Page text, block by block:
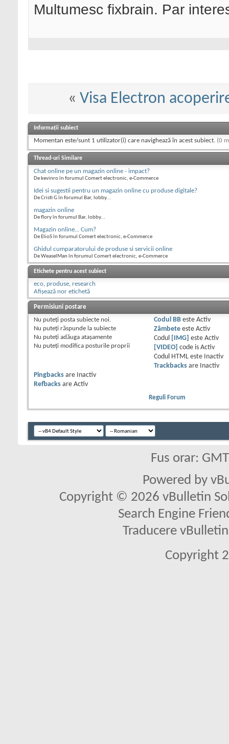
Multumesc fixbrain. Par
« Visa Electron
Informații subiect
Momentan este/sunt 1 utilizator(i) care navighează în acest subiect. (0
Thread-uri Similare
Chat online pe un magazin online - impact?
De kevinro în forumul Comert electronic, e-Commerce
Idei si sugestii pentru un magazin online cu produse digitale?
De Cristi G în forumul Bar, lobby...
magazin online
De flory în forumul Bar, lobby...
Magazin online... Cum?
De ElioS în forumul Comert electronic, e-Commerce
Ghidul cumparatorului de produse si servicii online
De WeaselMan în forumul Comert electronic, e-Commerce
Etichete pentru acest subiect
eco, produse, research
Afișează nor etichetă
Permisiuni postare
Nu puteţi posta subiecte noi.
Nu puteţi răspunde la subiecte
Nu puteţi adăuga ataşamente
Nu puteţi modifica posturile proprii
Codul BBeste Activ
Zâmbeteeste Activ
Codul
[IMG] este Activ
[VIDEO] code is Activ
Codul HTML este
Inactiv
Trackbacksare
Inactiv
Pingbacks are
Inactiv
Refbacks are Activ
Reguli Forum
Fus orar:
Powered by
Copyright © 2026 vBulletin
Search Engine
Traducere
Copyright